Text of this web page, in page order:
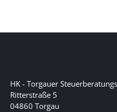
HK - Torgauer
Ritterstraße 5
04860 Torgau